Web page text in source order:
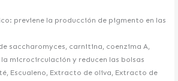
previene la producción de pigmento en las
saccharomyces, carnitina, coenzima A,
microcirculación y reducen las bolsas
Escualeno, Extracto de oliva, Extracto de